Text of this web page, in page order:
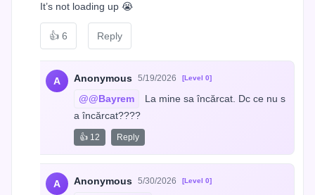
It’s not loading up 😭
👍 6 Reply
A Anonymous 5/19/2026 [Level 0]
@@Bayrem
La mine sa încărcat. Dc ce nu s
a încărcat????
👍 12 Reply
A Anonymous 5/30/2026 [Level 0]